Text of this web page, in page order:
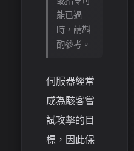
能已過
時，請斟
酌參考。
伺服器經常
成為駭客嘗
試攻擊的目
標，因此保